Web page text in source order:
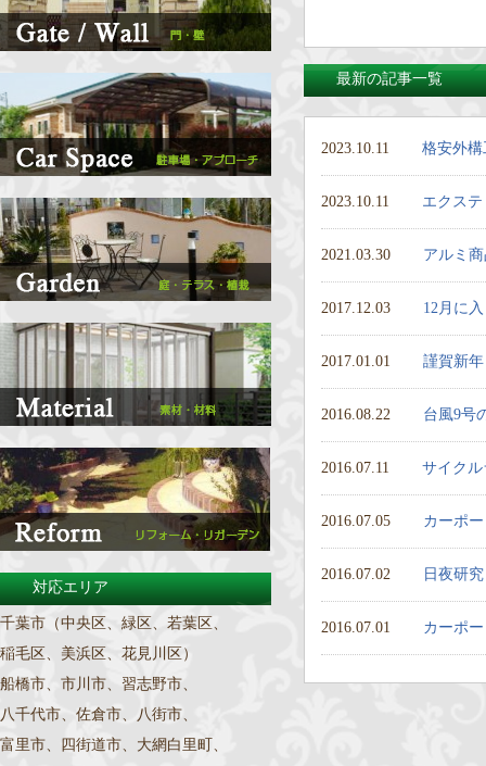
最新の記事一覧
2023.10.11 格安外
2023.10.11 エクス
2021.03.30 アルミ
2017.12.03 12月に
2017.01.01 謹賀新年
2016.08.22 台風9号
2016.07.11 サイク
2016.07.05 カーポ
2016.07.02 日夜研
2016.07.01 カーポ
対応エリア
千葉市（中央区、緑区、若葉区、
稲毛区、美浜区、花見川区）
船橋市、市川市、習志野市、
八千代市、佐倉市、八街市、
富里市、四街道市、大網白里町、